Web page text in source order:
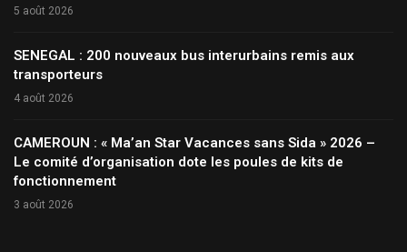
5 août 2026
SENEGAL : 200 nouveaux bus interurbains remis aux
transporteurs
4 août 2026
CAMEROUN : « Ma’an Star Vacances sans Sida » 2026 –
Le comité d’organisation dote les poules de kits de
fonctionnement
3 août 2026